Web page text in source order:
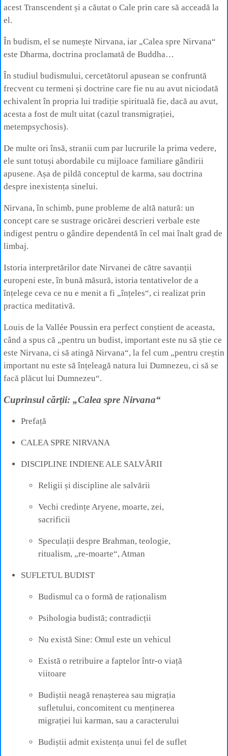
acest Transcendent și a căutat o Cale prin care să acceadă la
el.
În budism, el se numește Nirvana, iar „Calea spre Nirvana“
este Dharma, doctrina proclamată de Buddha…
În studiul budismului, cercetătorul apusean se confruntă
frecvent cu termeni și doctrine care fie nu au avut niciodată
echivalent în propria lui tradiție spirituală fie, dacă au avut,
acesta a fost de mult uitat (cazul transmigrației,
metempsychosis).
De multe ori însă, stranii cum par lucrurile la prima vedere,
ele sunt totuși abordabile cu mijloace familiare gândirii
apusene. Așa de pildă conceptul de karma, sau doctrina
despre inexistența sinelui.
Nirvana, în schimb, pune probleme de altă natură: un
concept care se sustrage oricărei descrieri verbale este
indigest pentru o gândire dependentă în cel mai înalt grad de
limbaj.
Istoria interpretărilor date Nirvanei de către savanții
europeni este, în bună măsură, istoria tentativelor de a
înțelege ceva ce nu e menit a fi „înțeles“, ci realizat prin
practica meditativă.
Louis de la Vallée Poussin era perfect conștient de aceasta,
când a spus că „pentru un budist, important este nu să știe ce
este Nirvana, ci să atingă Nirvana“, la fel cum „pentru creștin
important nu este să înțeleagă natura lui Dumnezeu, ci să se
facă plăcut lui Dumnezeu“.
Cuprinsul cărţii: „Calea spre Nirvana“
Prefață
CALEA SPRE NIRVANA
DISCIPLINE INDIENE ALE SALVĂRII
Religii și discipline ale salvării
Vechi credințe Aryene, moarte, zei,
sacrificii
Speculații despre Brahman, teologie,
ritualism, „re-moarte“, Atman
SUFLETUL BUDIST
Budismul ca o formă de raționalism
Psihologia budistă; contradicții
Nu există Sine: Omul este un vehicul
Există o retribuire a faptelor într-o viață
viitoare
Budiștii neagă renașterea sau migrația
sufletului, concomitent cu menținerea
migrației lui karman, sau a caracterului
Budiștii admit existența unui fel de suflet